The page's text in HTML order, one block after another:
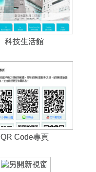
科技生活館
QR Code專頁